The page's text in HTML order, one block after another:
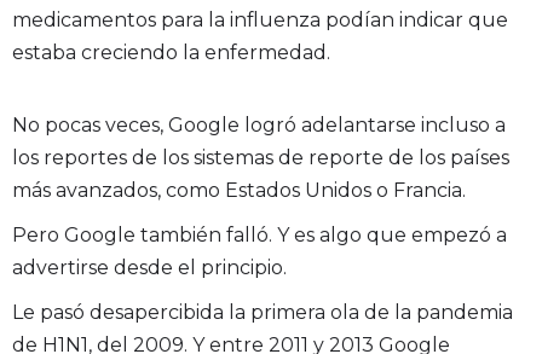
medicamentos para la influenza podían indicar que
estaba creciendo la enfermedad.
No pocas veces, Google logró adelantarse incluso a
los reportes de los sistemas de reporte de los países
más avanzados, como Estados Unidos o Francia.
Pero Google también falló. Y es algo que empezó a
advertirse desde el principio.
Le pasó desapercibida la primera ola de la pandemia
de H1N1, del 2009. Y entre 2011 y 2013 Google